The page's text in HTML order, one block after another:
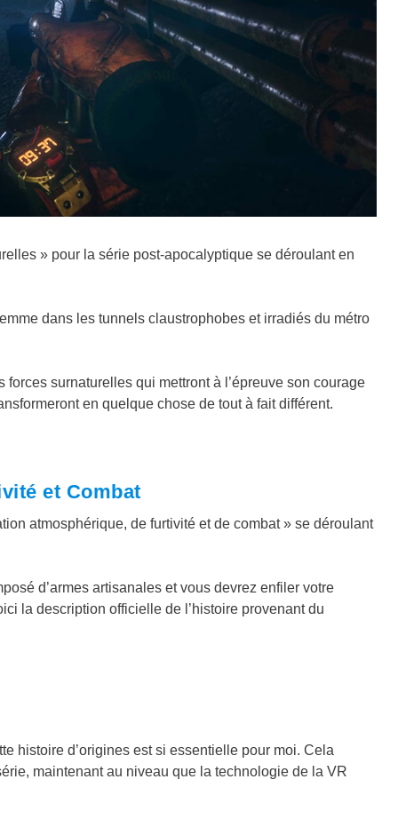
» pour la série post-apocalyptique se déroulant en
dans les tunnels claustrophobes et irradiés du métro
surnaturelles qui mettront à l’épreuve son courage
en quelque chose de tout à fait différent.
et Combat
atmosphérique, de furtivité et de combat » se déroulant
d’armes artisanales et vous devrez enfiler votre
la description officielle de l’histoire provenant du
histoire d’origines est si essentielle pour moi. Cela
maintenant au niveau que la technologie de la VR